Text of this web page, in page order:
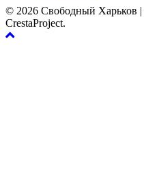
© 2026 Свободный Харьков |
CrestaProject.